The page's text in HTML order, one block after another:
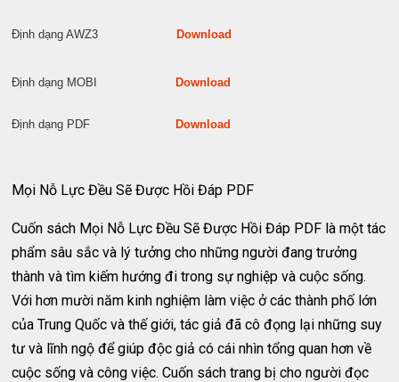
Định dạng AWZ3 Download
Định dạng MOBI Download
Định dạng PDF Download
Mọi Nỗ Lực Đều Sẽ Được Hồi Đáp PDF
Cuốn sách Mọi Nỗ Lực Đều Sẽ Được Hồi Đáp PDF là một tác
phẩm sâu sắc và lý tưởng cho những người đang trưởng
thành và tìm kiếm hướng đi trong sự nghiệp và cuộc sống.
Với hơn mười năm kinh nghiệm làm việc ở các thành phố lớn
của Trung Quốc và thế giới, tác giả đã cô đọng lại những suy
tư và lĩnh ngộ để giúp độc giả có cái nhìn tổng quan hơn về
cuộc sống và công việc. Cuốn sách trang bị cho người đọc